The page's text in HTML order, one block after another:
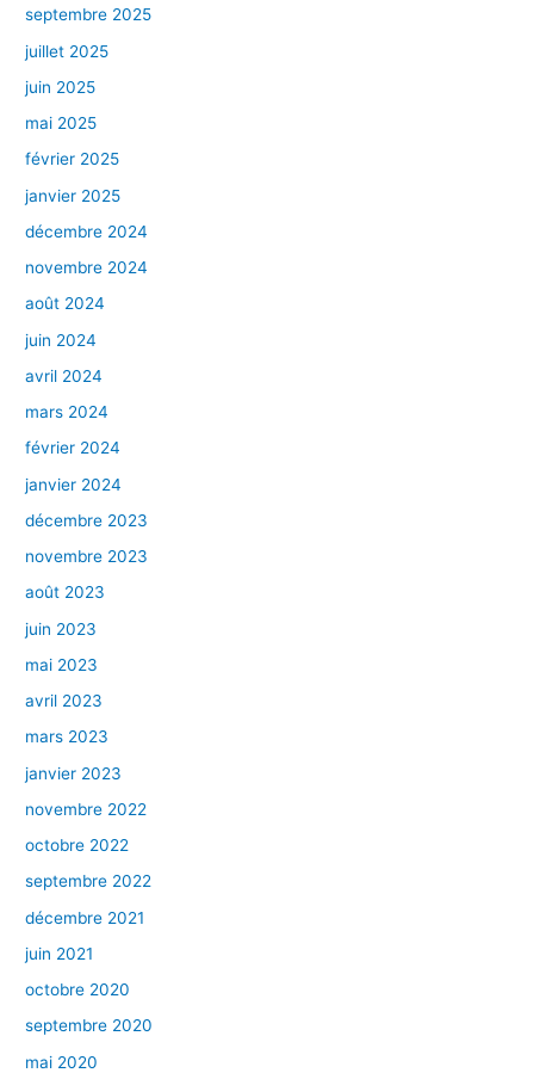
septembre 2025
juillet 2025
juin 2025
mai 2025
février 2025
janvier 2025
décembre 2024
novembre 2024
août 2024
juin 2024
avril 2024
mars 2024
février 2024
janvier 2024
décembre 2023
novembre 2023
août 2023
juin 2023
mai 2023
avril 2023
mars 2023
janvier 2023
novembre 2022
octobre 2022
septembre 2022
décembre 2021
juin 2021
octobre 2020
septembre 2020
mai 2020